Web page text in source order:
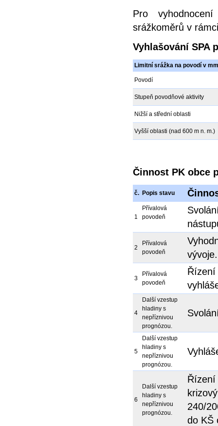
Pro
srážkoměrů v
Vyhlašování SPA
Limitní srážka na povodí v
Povodí
Stupeň povodňové aktivity
Nižší a střední oblasti
Vyšší oblasti (nad 600 m n. m.)
Činnost PK obce
č. Popis stavu
1
Přívalová
povodeň
2
Přívalová
povodeň
3
Přívalová
povodeň
Řízení
4
Další vzestup
hladiny s
nepříznivou
prognózou.
5
Další vzestup
hladiny s
nepříznivou
prognózou.
6
Další vzestup
hladiny s
nepříznivou
prognózou.
Řízení
240/
do KŠ